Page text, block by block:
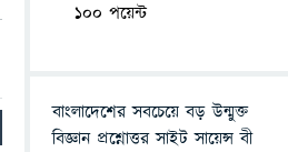
100 পয়েন্ট
বাংলাদেশের সবচেয়ে বড় উন্মুক্ত
বিজ্ঞান প্রশ্নোত্তর সাইট সায়েন্স বী